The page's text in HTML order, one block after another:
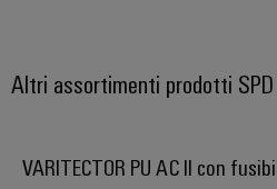
Altri assortimenti prodotti SPD
VARITECTOR PU AC II con